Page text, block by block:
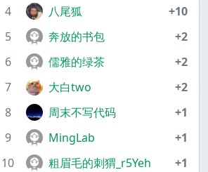
4
八尾狐
+10
5
奔放的书包
+2
6
儒雅的绿茶
+2
7
大白two
+2
8
周末不写代码
+1
9
MingLab
+1
10
粗眉毛的刺猬_r5Yeh +1